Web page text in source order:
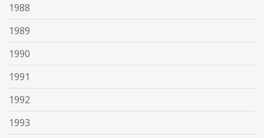
1988
1989
1990
1991
1992
1993